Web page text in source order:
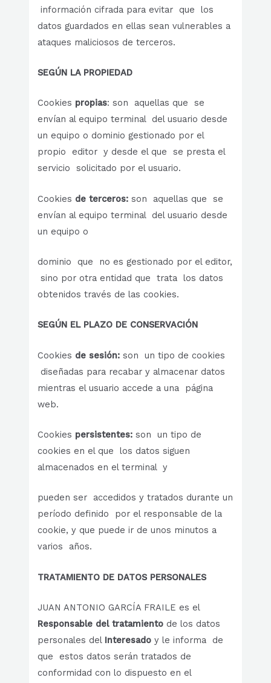
información cifrada para evitar que los
datos guardados en ellas sean vulnerables a
ataques maliciosos de terceros.
SEGÚN LA PROPIEDAD
Cookies propias: son aquellas que se
envían al equipo terminal del usuario desde
un equipo o dominio gestionado por el
propio editor y desde el que se presta el
servicio solicitado por el usuario.
Cookies de terceros:son aquellas que se
envían al equipo terminal del usuario desde
un equipo o
dominio que no es gestionado por el editor,
sino por otra entidad que trata los datos
obtenidos través de las cookies.
SEGÚN EL PLAZO DE CONSERVACIÓN
Cookies de sesión:son un tipo de cookies
diseñadas para recabar y almacenar datos
mientras el usuario accede a una página
web.
Cookies persistentes:son un tipo de
cookies en el que los datos siguen
almacenados en el terminal y
pueden ser accedidos y tratados durante un
período definido por el responsable de la
cookie, y que puede ir de unos minutos a
varios años.
TRATAMIENTO DE DATOS PERSONALES
JUAN ANTONIO GARCÍA FRAILE es el
Responsable del tratamiento de los datos
personales del Interesadoy le informa de
que estos datos serán tratados de
conformidad con lo dispuesto en el